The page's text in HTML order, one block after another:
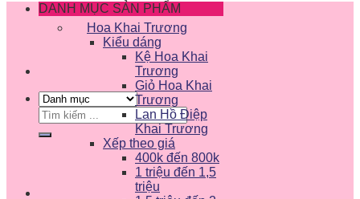
Tìm
kiếm:
DANH MỤC SẢN PHẨM
Hoa Khai Trương
Kiểu dáng
Kệ Hoa Khai
Trương
Giỏ Hoa Khai
Trương
Lan Hồ Điệp
Khai Trương
Xếp theo giá
400k đến 800k
1 triệu đến 1,5
triệu